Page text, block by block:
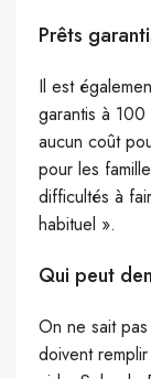
Prêts
Il est
garantis à 100
aucun coût
pour les
difficultés à
habituel ».
Qui peut
On ne sait
doivent